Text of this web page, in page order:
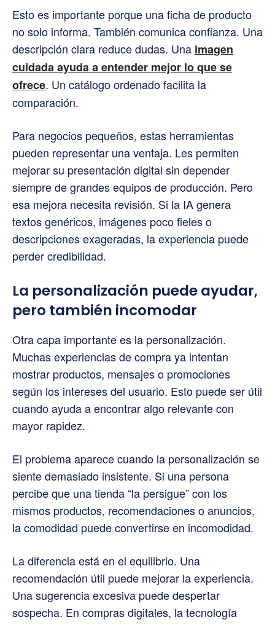
Esto es importante porque una ficha de producto
no solo informa. También comunica confianza. Una
descripción clara reduce dudas. Una imagen
cuidada ayuda a entender mejor lo que se
ofrece. Un catálogo ordenado facilita la
comparación.
Para negocios pequeños, estas herramientas
pueden representar una ventaja. Les permiten
mejorar su presentación digital sin depender
siempre de grandes equipos de producción. Pero
esa mejora necesita revisión. Si la IA genera
textos genéricos, imágenes poco fieles o
descripciones exageradas, la experiencia puede
perder credibilidad.
La personalización puede ayudar,
pero también incomodar
Otra capa importante es la personalización.
Muchas experiencias de compra ya intentan
mostrar productos, mensajes o promociones
según los intereses del usuario. Esto puede ser útil
cuando ayuda a encontrar algo relevante con
mayor rapidez.
El problema aparece cuando la personalización se
siente demasiado insistente. Si una persona
percibe que una tienda “la persigue” con los
mismos productos, recomendaciones o anuncios,
la comodidad puede convertirse en incomodidad.
La diferencia está en el equilibrio. Una
recomendación útil puede mejorar la experiencia.
Una sugerencia excesiva puede despertar
sospecha. En compras digitales, la tecnología